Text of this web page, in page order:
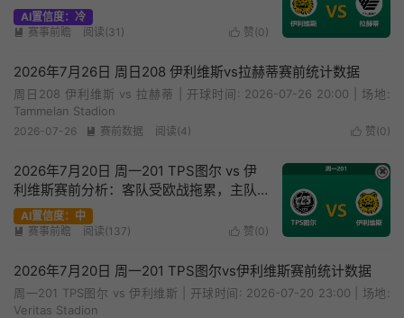
让步退热是否暗藏冷门？
AI置信度：冷
 赞(0)
 赛事前瞻 阅读(31)
2026年7月26日 周日208 伊利维斯vs拉赫蒂赛前统计数据
周日208 伊利维斯 vs 拉赫蒂 | 开球时间: 2026-07-26 20:00 | 场地:
Tammelan Stadion
 赞(0)
2026-07-26  赛前数据 阅读(4)
✖
2026年7月20日 周一201 TPS图尔 vs 伊
利维斯赛前分析：客队受欧战拖累，主队
能否打破交锋连败魔咒？
AI置信度：中
 赞(0)
 赛事前瞻 阅读(137)
2026年7月20日 周一201 TPS图尔vs伊利维斯赛前统计数据
周一201 TPS图尔 vs 伊利维斯 | 开球时间: 2026-07-20 23:00 | 场地:
Veritas Stadion